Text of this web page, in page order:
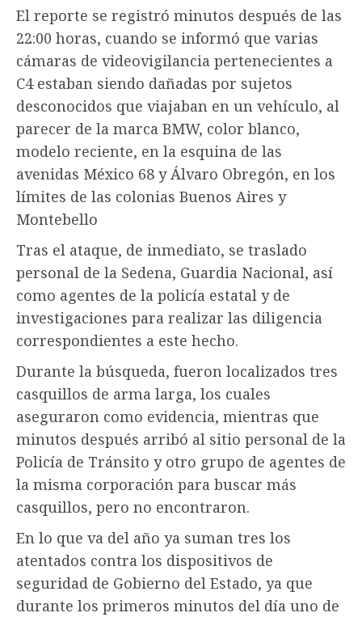
El reporte se registró minutos después de las
22:00 horas, cuando se informó que varias
cámaras de videovigilancia pertenecientes a
C4 estaban siendo dañadas por sujetos
desconocidos que viajaban en un vehículo, al
parecer de la marca BMW, color blanco,
modelo reciente, en la esquina de las
avenidas México 68 y Álvaro Obregón, en los
límites de las colonias Buenos Aires y
Montebello
Tras el ataque, de inmediato, se traslado
personal de la Sedena, Guardia Nacional, así
como agentes de la policía estatal y de
investigaciones para realizar las diligencia
correspondientes a este hecho.
Durante la búsqueda, fueron localizados tres
casquillos de arma larga, los cuales
aseguraron como evidencia, mientras que
minutos después arribó al sitio personal de la
Policía de Tránsito y otro grupo de agentes de
la misma corporación para buscar más
casquillos, pero no encontraron.
En lo que va del año ya suman tres los
atentados contra los dispositivos de
seguridad de Gobierno del Estado, ya que
durante los primeros minutos del día uno de